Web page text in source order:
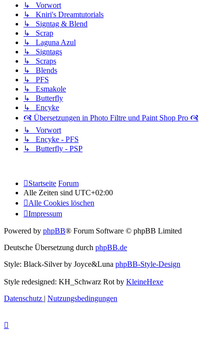
↳ Vorwort
↳ Kniri's Dreamtutorials
↳ Signtag & Blend
↳ Scrap
↳ Laguna Azul
↳ Signtags
↳ Scraps
↳ Blends
↳ PFS
↳ Esmakole
↳ Butterfly
↳ Encyke
🙧 Übersetzungen in Photo Filtre und Paint Shop Pro 🙧
↳ Vorwort
↳ Encyke - PFS
↳ Butterfly - PSP
Startseite Forum
Alle Zeiten sind UTC+02:00
Alle Cookies löschen
Impressum
Powered by phpBB® Forum Software © phpBB Limited
Deutsche Übersetzung durch phpBB.de
Style: Black-Silver by Joyce&Luna phpBB-Style-Design
Style redesigned: KH_Schwarz Rot by KleineHexe
Datenschutz | Nutzungsbedingungen